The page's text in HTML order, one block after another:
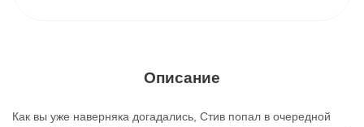
Описание
Как вы уже наверняка догадались, Стив попал в очередной